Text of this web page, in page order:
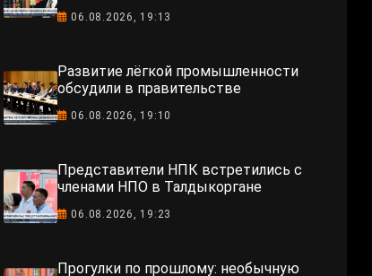
06.08.2026, 19:13
Развитие лёгкой промышленности
обсудили в правительстве
06.08.2026, 19:10
Представители НПК встретились с
членами НПО в Талдыкоргане
06.08.2026, 19:23
Прогулки по прошлому: необычную